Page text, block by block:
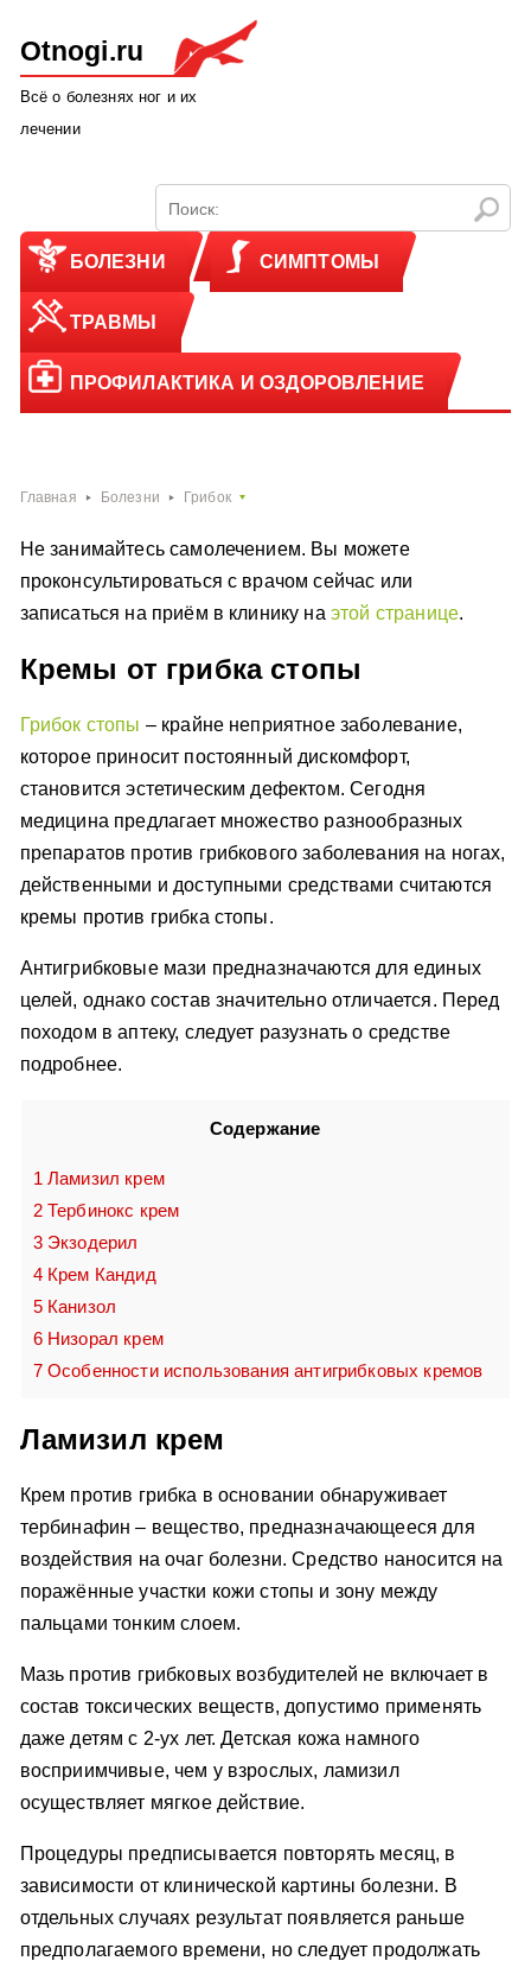
Otnogi.ru
Всё о болезнях ног и их
лечении
БОЛЕЗНИ СИМПТОМЫ
ТРАВМЫ
ПРОФИЛАКТИКА И ОЗДОРОВЛЕНИЕ
Главная Болезни Грибок
Не занимайтесь самолечением. Вы можете
проконсультироваться с врачом сейчас или
записаться на приём в клинику на этой странице.
Кремы от грибка стопы
Грибок стопы – крайне неприятное заболевание,
которое приносит постоянный дискомфорт,
становится эстетическим дефектом. Сегодня
медицина предлагает множество разнообразных
препаратов против грибкового заболевания на ногах,
действенными и доступными средствами считаются
кремы против грибка стопы.
Антигрибковые мази предназначаются для единых
целей, однако состав значительно отличается. Перед
походом в аптеку, следует разузнать о средстве
подробнее.
Содержание
1 Ламизил крем
2Тербинокс крем
3Экзодерил
4Крем Кандид
5Канизол
6Низорал крем
7Особенности использования антигрибковых кремов
Ламизил крем
Крем против грибка в основании обнаруживает
тербинафин – вещество, предназначающееся для
воздействия на очаг болезни. Средство наносится на
поражённые участки кожи стопы и зону между
пальцами тонким слоем.
Мазь против грибковых возбудителей не включает в
состав токсических веществ, допустимо применять
даже детям с 2-ух лет. Детская кожа намного
восприимчивые, чем у взрослых, ламизил
осуществляет мягкое действие.
Процедуры предписывается повторять месяц, в
зависимости от клинической картины болезни. В
отдельных случаях результат появляется раньше
предполагаемого времени, но следует продолжать